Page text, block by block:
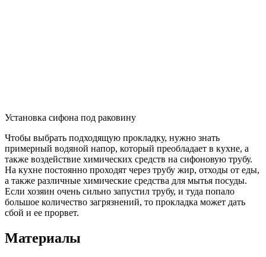
Установка сифона под раковину
Чтобы выбрать подходящую прокладку, нужно знать
примерный водяной напор, который преобладает в кухне, а
также воздействие химических средств на сифоновую трубу.
На кухне постоянно проходят через трубу жир, отходы от еды,
а также различные химические средства для мытья посуды.
Если хозяин очень сильно запустил трубу, и туда попало
большое количество загрязнений, то прокладка может дать
сбой и ее прорвет.
Материалы